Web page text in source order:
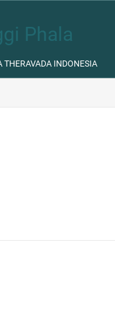
Phala
THERAVADA INDONESIA